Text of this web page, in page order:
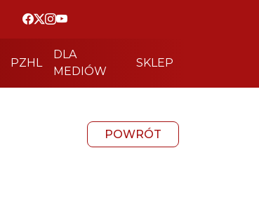
PZHL
DLA
MEDIÓW
SKLEP
POWRÓT